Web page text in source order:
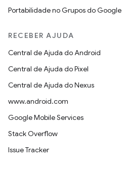
Portabilidade no Grupos do Google
RECEBER AJUDA
Central de Ajuda do Android
Central de Ajuda do Pixel
Central de Ajuda do Nexus
www.android.com
Google Mobile Services
Stack Overflow
Issue Tracker